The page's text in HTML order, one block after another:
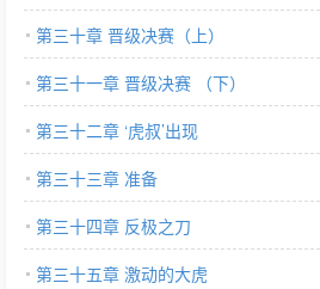
第三十章 晋级决赛（上）
第三十一章 晋级决赛 （下）
第三十二章 ‘虎叔’出现
第三十三章 准备
第三十四章 反极之刀
第三十五章 激动的大虎